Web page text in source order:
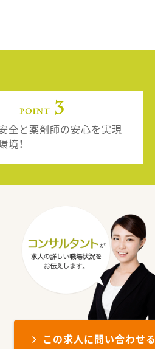
全と薬剤師の安心を実現
境！
この求人に問い合わせる